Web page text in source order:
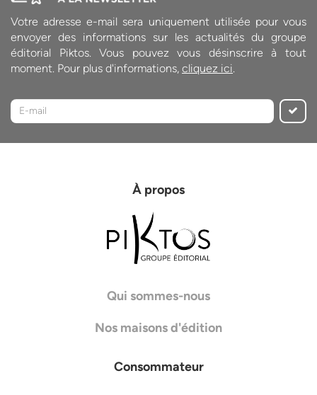
Votre adresse e-mail sera uniquement utilisée pour vous
envoyer des informations sur les actualités du groupe
éditorial Piktos. Vous pouvez vous désinscrire à tout
moment. Pour plus d'informations, cliquez ici
À propos
Qui sommes-nous
Nos maisons d'édition
Consommateur